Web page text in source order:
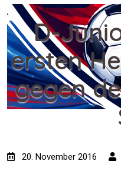
D-
ersten
gegen
20. November 2016